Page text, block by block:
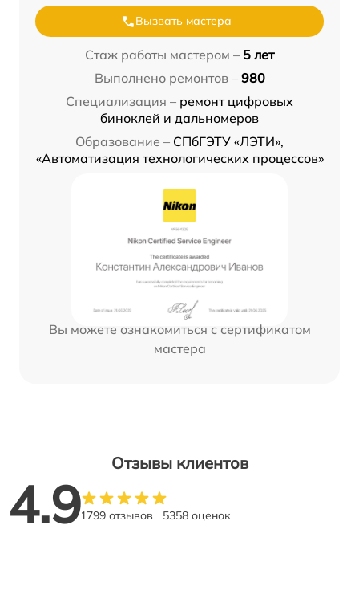
Вызвать мастера
Стаж работы мастером – 5 лет
Выполнено ремонтов – 980
Специализация – ремонт цифровых
биноклей и дальномеров
Образование – СПбГЭТУ «ЛЭТИ»,
«Автоматизация технологических процессов»
Вы можете ознакомиться с сертификатом
мастера
Отзывы клиентов
4.91799 отзывов 5358 оценок